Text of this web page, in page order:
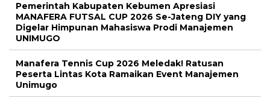
Pemerintah Kabupaten Kebumen Apresiasi
MANAFERA FUTSAL CUP 2026 Se-Jateng DIY yang
Digelar Himpunan Mahasiswa Prodi Manajemen
UNIMUGO
Manafera Tennis Cup 2026 Meledak! Ratusan
Peserta Lintas Kota Ramaikan Event Manajemen
Unimugo